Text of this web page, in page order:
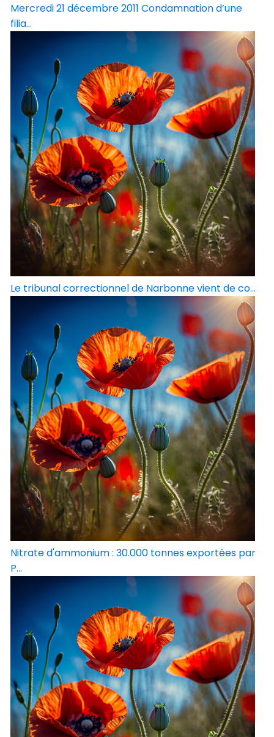
Mercredi 21 décembre 2011 Condamnation d’une
filia...
Le tribunal correctionnel de Narbonne vient de co...
Nitrate d'ammonium : 30.000 tonnes exportées par
P...